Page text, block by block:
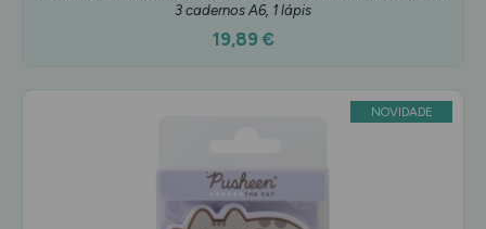
3 cadernos A6, 1 lápis
19,89 €
NOVIDADE